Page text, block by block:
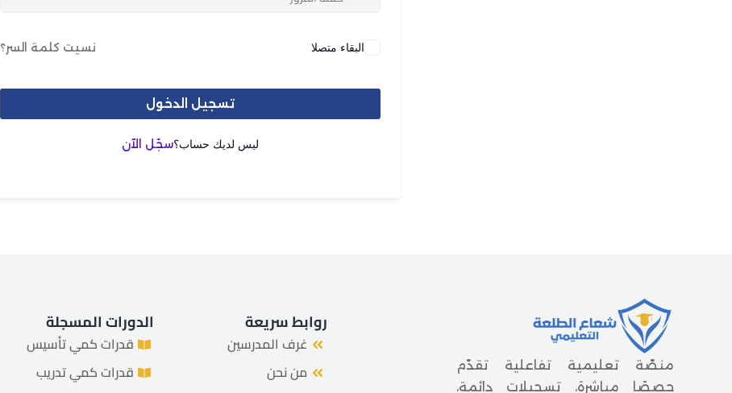
البقاء متصلا نسيت كلمة السر؟
تسجيل الدخول
ليس لديك حساب؟سجّل الآن
منصّة تعليمية تفاعلية تقدّم
حصصًا مباشرة، تسجيلات دائمة،
روابط سريعة
غرف المدرسين
من نحن
الدورات المسجلة
قدرات كمي تأسيس
قدرات كمي تدريب
تذكرني هل فقدت كلمة المرور الخاصة بك؟